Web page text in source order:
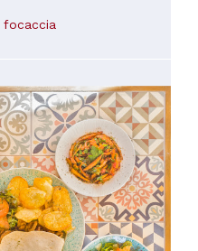
focaccia